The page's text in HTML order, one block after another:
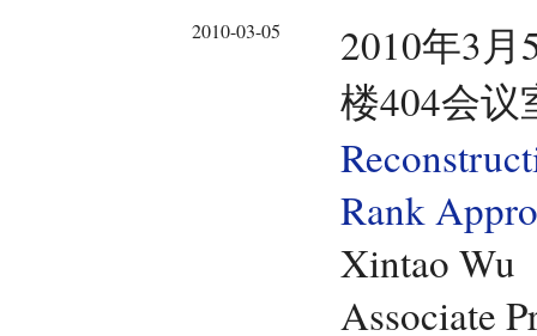
2010-03-05
2010年3
楼404会议
Rank
Xintao Wu
Associate